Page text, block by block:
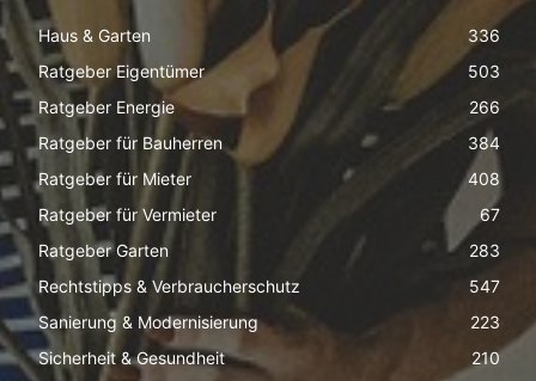
Haus & Garten
336
Ratgeber Eigentümer
503
Ratgeber Energie
266
Ratgeber für Bauherren
384
Ratgeber für Mieter
408
Ratgeber für Vermieter
67
Ratgeber Garten
283
Rechtstipps & Verbraucherschutz
547
Sanierung & Modernisierung
223
Sicherheit & Gesundheit
210